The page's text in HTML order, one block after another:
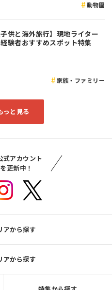
動物園
子供と海外旅行】現地ライター
験者おすすめスポット特集
家族・ファミリー
っと見る
式アカウント
更新中！
アから探す
アから探す